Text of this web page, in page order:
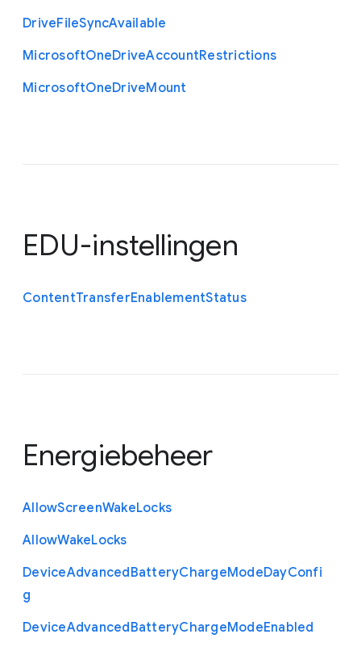
DriveFileSyncAvailable
MicrosoftOneDriveAccountRestrictions
MicrosoftOneDriveMount
EDU-instellingen
ContentTransferEnablementStatus
Energiebeheer
AllowScreenWakeLocks
AllowWakeLocks
DeviceAdvancedBatteryChargeModeDayConfi
g
DeviceAdvancedBatteryChargeModeEnabled